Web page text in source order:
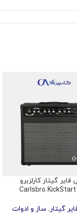
فایر گیتار کارلزبرو
Carlsbro KickStart
گیتار, ساز و ادوات